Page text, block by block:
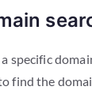
specific
find the